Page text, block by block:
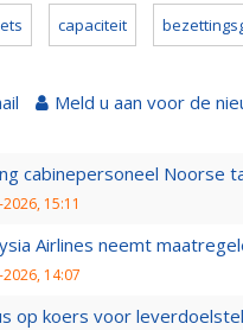
capaciteit
Meld u aan voor de
cabinepersoneel Noorse
15:11
Airlines neemt
14:07
op koers voor